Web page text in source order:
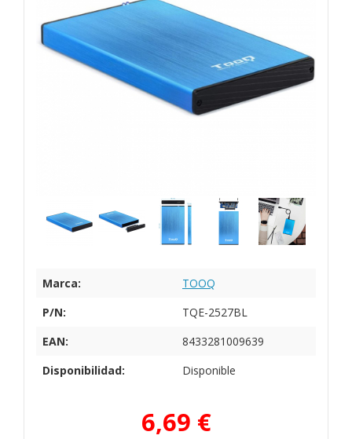
Marca:
TOOQ
P/N:
TQE-2527BL
EAN:
8433281009639
Disponibilidad:
Disponible
6,69 €